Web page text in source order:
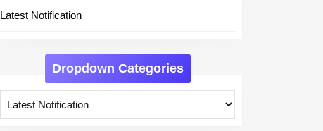
Latest Notification
Dropdown Categories